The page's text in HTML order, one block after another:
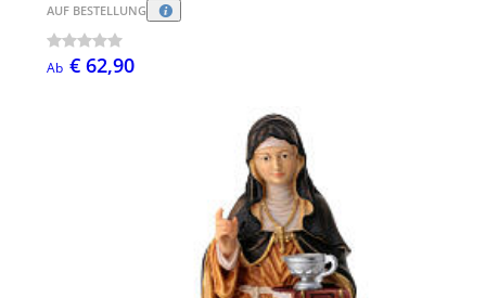
AUF BESTELLUNG
Ab € 62,90